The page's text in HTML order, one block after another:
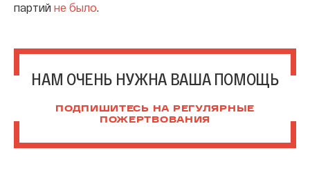
партий не было.
НАМ ОЧЕНЬ НУЖНА ВАША ПОМОЩЬ
ПОДПИШИТЕСЬ НА РЕГУЛЯРНЫЕ
ПОЖЕРТВОВАНИЯ